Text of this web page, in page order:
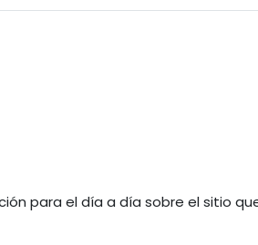
para el día a día sobre el sitio